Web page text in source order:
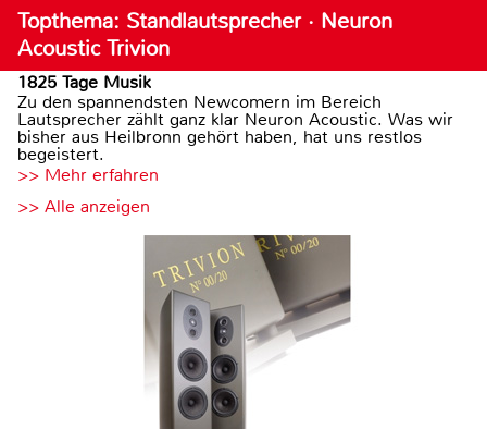
Topthema: Standlautsprecher · Neuron
Acoustic Trivion
1825 Tage Musik
Zu den spannendsten Newcomern im Bereich
Lautsprecher zählt ganz klar Neuron Acoustic. Was wir
bisher aus Heilbronn gehört haben, hat uns restlos
begeistert.
>> Mehr erfahren
>> Alle anzeigen